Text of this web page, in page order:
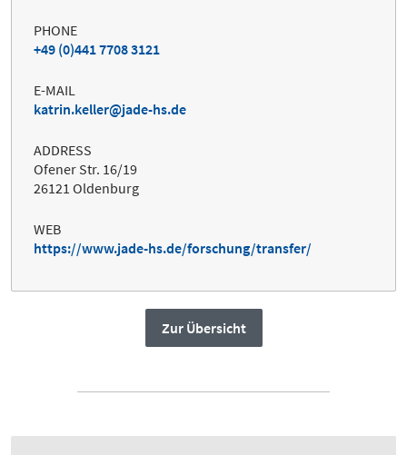
PHONE
+49 (0)441 7708 3121
E-MAIL
katrin.keller@jade-hs.de
ADDRESS
Ofener Str. 16/19
26121 Oldenburg
WEB
https://www.jade-hs.de/forschung/transfer/
Zur Übersicht